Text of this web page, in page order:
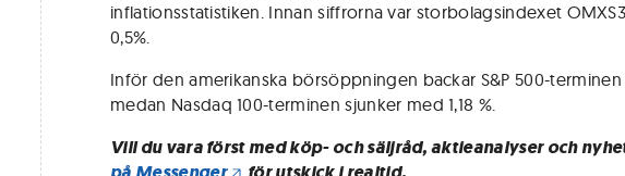
inflationsstatistiken. Innan siffrorna var storbolagsindexet
0,5%.
Inför den amerikanska börsöppningen backar S&P 500-terminen
medan Nasdaq 100-terminen sjunker med 1,18 %.
Vill du vara först med köp- och säljråd, aktieanalyser och